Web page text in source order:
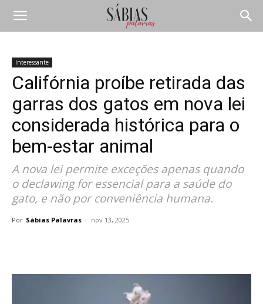
Interessante
Califórnia proíbe retirada das
garras dos gatos em nova lei
considerada histórica para o
bem-estar animal
A nova lei permite exceções apenas quando
o declawing for essencial para a saúde do
gato, e não por conveniência humana.
Por Sábias Palavras - nov 13, 2025